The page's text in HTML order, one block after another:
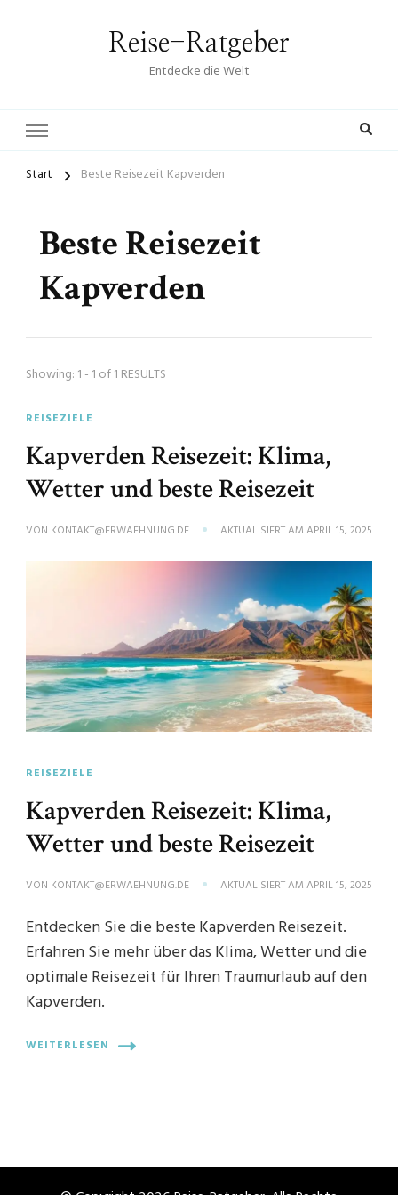
Reise-Ratgeber
Entdecke die Welt
Start Beste Reisezeit Kapverden
Beste Reisezeit
Kapverden
Showing: 1 - 1 of 1 RESULTS
REISEZIELE
Kapverden Reisezeit: Klima,
Wetter und beste Reisezeit
VON KONTAKT@ERWAEHNUNG.DE AKTUALISIERT AM APRIL 15, 2025
REISEZIELE
Kapverden Reisezeit: Klima,
Wetter und beste Reisezeit
VON KONTAKT@ERWAEHNUNG.DE AKTUALISIERT AM APRIL 15, 2025
Entdecken Sie die beste Kapverden Reisezeit.
Erfahren Sie mehr über das Klima, Wetter und die
optimale Reisezeit für Ihren Traumurlaub auf den
Kapverden.
WEITERLESEN